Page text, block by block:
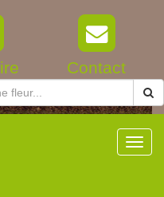
Contact